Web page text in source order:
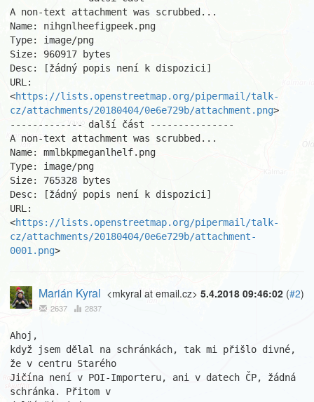
A non-text attachment was scrubbed...
Name: nihgnlheefigpeek.png
Type: image/png
Size: 960917 bytes
Desc: [žádný popis není k dispozici]
URL:
<https://lists.openstreetmap.org/pipermail/talk-
cz/attachments/20180404/0e6e729b/attachment.png>
------------- další část ---------------
A non-text attachment was scrubbed...
Name: mmlbkpmeganlhelf.png
Type: image/png
Size: 765328 bytes
Desc: [žádný popis není k dispozici]
URL:
<https://lists.openstreetmap.org/pipermail/talk-
cz/attachments/20180404/0e6e729b/attachment-
0001.png>
5.4.2018 09:46:02 (#2)
Marián Kyral <mkyral at email.cz>
2637 2837
Ahoj,
když jsem dělal na schránkách, tak mi přišlo divné,
že v centru Starého
Jičína není v POI-Importeru, ani v datech ČP, žádná
schránka. Přitom v